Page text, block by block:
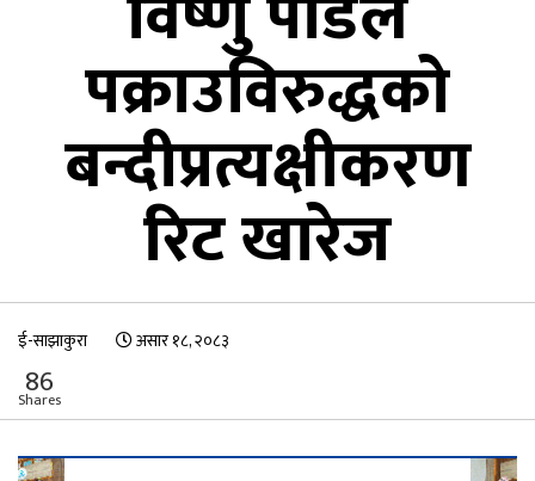
पक्राउविरुद्धको
बन्दीप्रत्यक्षीकरण
रिट खारेज
ई-साझाकुरा असार १८, २०८३
86
Shares